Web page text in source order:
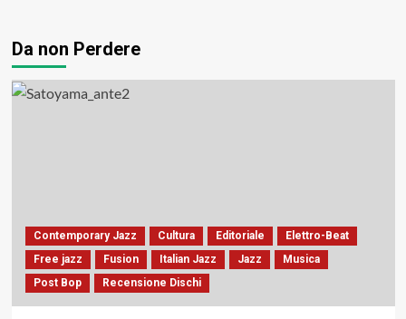
Da non Perdere
Contemporary Jazz Cultura Editoriale
Elettro-Beat
Free jazz
Fusion Italian Jazz Jazz
Musica
Post Bop
Recensione Dischi